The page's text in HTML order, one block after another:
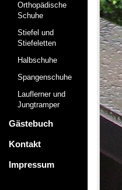
Orthopädische
Schuhe
Stiefel und
Stiefeletten
Halbschuhe
Spangenschuhe
Lauflerner und
Jungtramper
Gästebuch
Kontakt
Impressum